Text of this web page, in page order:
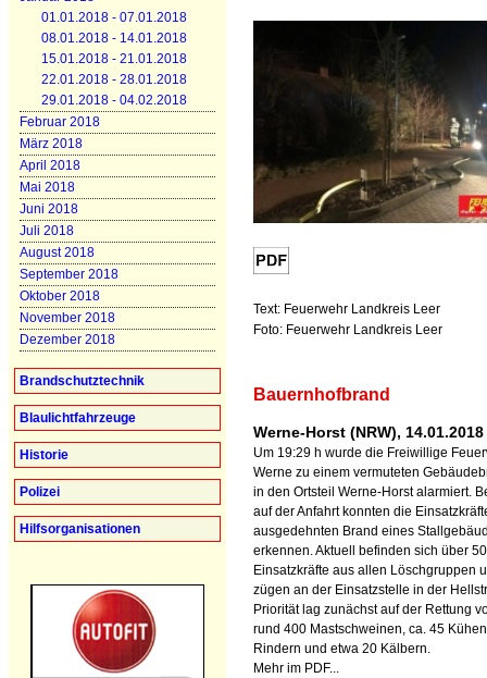
01.01.2018 - 07.01.2018
08.01.2018 - 14.01.2018
15.01.2018 - 21.01.2018
22.01.2018 - 28.01.2018
29.01.2018 - 04.02.2018
Februar 2018
März 2018
April 2018
Mai 2018
Juni 2018
Juli 2018
August 2018
September 2018
Oktober 2018
November 2018
Dezember 2018
Brandschutztechnik
Blaulichtfahrzeuge
Historie
Polizei
Hilfsorganisationen
Text: Feuerwehr Landkreis Leer
Foto: Feuerwehr Landkreis Leer
Bauernhofbrand
Werne-Horst (NRW), 14.01.2018
Um 19:29 h wurde die Freiwillige
Werne zu einem vermuteten
in den Ortsteil Werne-Horst alarmiert.
auf der Anfahrt konnten die
ausgedehnten Brand eines
erkennen. Aktuell befinden sich über 50
Einsatzkräfte aus allen Löschgruppen
zügen an der Einsatzstelle in der
Priorität lag zunächst auf der Rettung
rund 400 Mastschweinen, ca. 45
Rindern und etwa 20 Kälbern.
Mehr im PDF...